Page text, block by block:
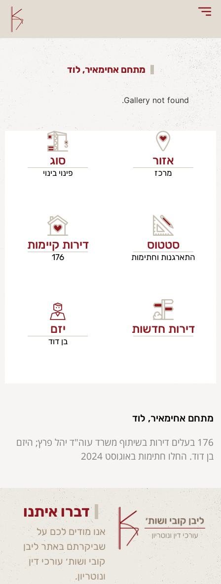
מתחם אחימאיר, לוד
Gallery not found.
אזור
מרכז
סוג
פינוי בינוי
סטטוס
התארגנות וחתימות
דירות קיימות
176
דירות חדשות יזם
בן דוד
מתחם אחימאיר, לוד
176 בעלים דירות בשיתוף משרד עוה"ד יהל פרץ; היזם
בן דוד. החלו חתימות באוגוסט 2024
דברו איתנו
אנו מודים לכם על
שביקרתם באתר ליבן
קובי ושות׳ עורכי דין
ונוטריון.